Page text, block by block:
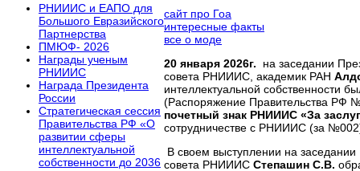
РНИИИС и ЕАПО для
Большого Евразийского
Партнерства
ПМЮФ- 2026
Награды ученым
РНИИИС
Награда Президента
России
Стратегическая сессия
Правительства РФ «О
развитии сферы
интеллектуальной
собственности до 2036
сайт про Гоа
интересные факты
все о моде
20 января 2026г. на заседании
совета РНИИИС, академик РАН
интеллектуальной собственности
(Распоряжение Правительства РФ
почетный знак РНИИИС «За
сотрудничестве с РНИИИС (за
В своем выступлении на
совета РНИИИС Степашин С.В.